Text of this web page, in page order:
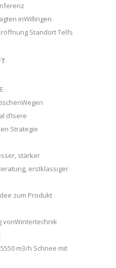
inWillingen
Standort Telfs
d’Isere
Strategie
stärker
erstklassiger
zum Produkt
vonWintertechnik
m3/h Schnee mit